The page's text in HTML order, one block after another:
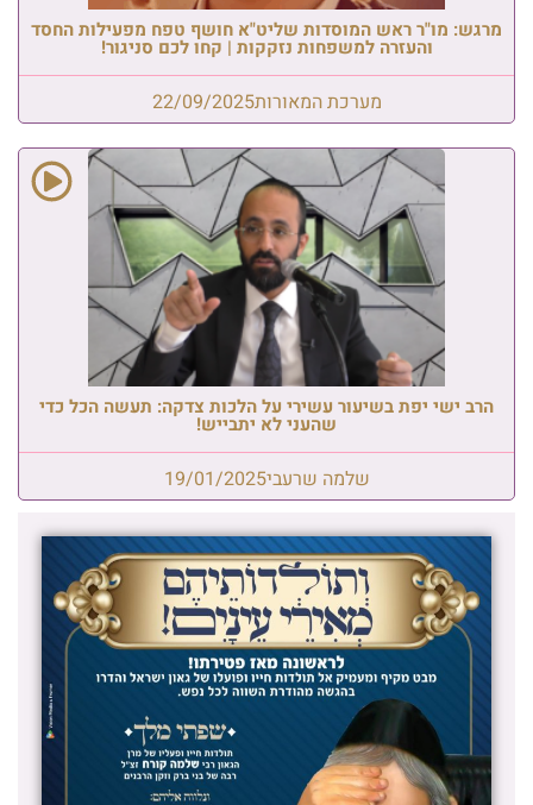
מרגש: מו"ר ראש המוסדות שליט"א חושף טפח מפעילות החסד
והעזרה למשפחות נזקקות | קחו לכם סניגור!
מערכת המאורות22/09/2025
הרב ישי יפת בשיעור עשירי על הלכות צדקה: תעשה הכל כדי
שהעני לא יתבייש!
שלמה שרעבי19/01/2025